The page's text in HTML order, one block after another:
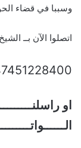
وسببا في قضاء
اتصلوا الآن بــ
او